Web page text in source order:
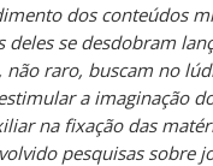
dos conteúdos
deles se desdobram
não raro, buscam no
a imaginação
na fixação das
pesquisas sobre